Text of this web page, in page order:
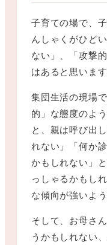
子育ての場で、
んしゃくがひど
ない」、「攻撃
はあると思います
集団生活の現場
的」な態度のよ
と、親は呼び出
れない」「何か
かもしれない」
っしゃるかもし
な傾向が強いよ
そして、お母さ
うかもしれない